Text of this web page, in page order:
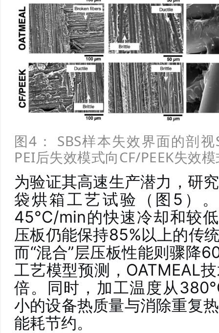
图4： SBS样本失效界面的剖
PEI后失效模式向CF/PEEK失效
为验证其高速生产潜力，研
袋烘箱工艺试验（图5）
45°C/min的快速冷却和较
压板仍能保持85%以上的传
而“混合”层压板性能则骤降
工艺模型预测，OATMEAL
倍。同时，加工温度从
小的设备热质量与消除重复
能耗节约。